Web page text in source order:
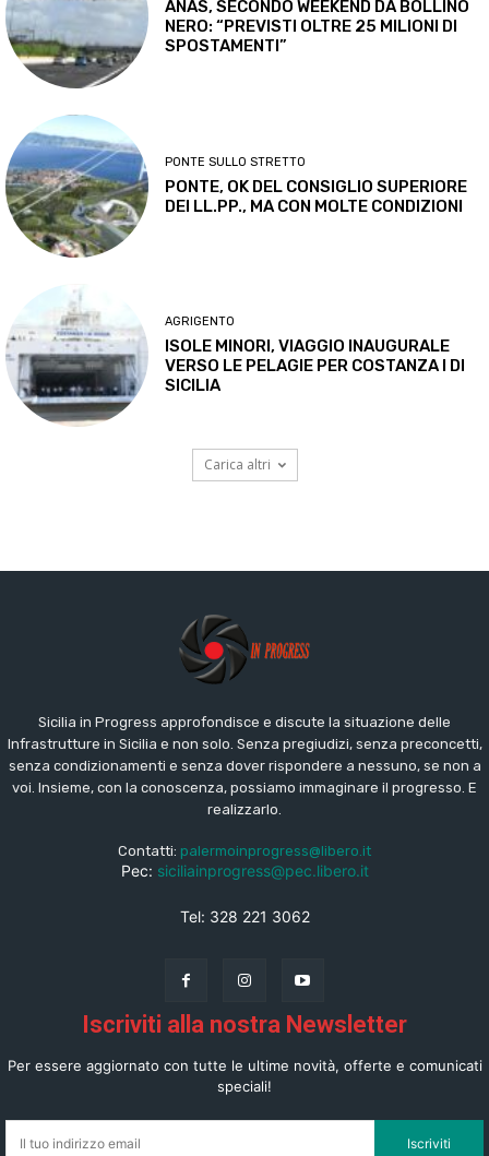
ANAS, SECONDO WEEKEND DA BOLLINO
NERO: “PREVISTI OLTRE 25 MILIONI DI
SPOSTAMENTI”
PONTE SULLO STRETTO
PONTE, OK DEL CONSIGLIO SUPERIORE
DEI LL.PP., MA CON MOLTE CONDIZIONI
AGRIGENTO
ISOLE MINORI, VIAGGIO INAUGURALE
VERSO LE PELAGIE PER COSTANZA I DI
SICILIA
Carica altri
Sicilia in Progress approfondisce e discute la situazione delle
Infrastrutture in Sicilia e non solo. Senza pregiudizi, senza preconcetti,
senza condizionamenti e senza dover rispondere a nessuno, se non a
voi. Insieme, con la conoscenza, possiamo immaginare il progresso. E
realizzarlo.
Contatti: palermoinprogress@libero.it
Pec: siciliainprogress@pec.libero.it
Tel: 328 221 3062
Iscriviti alla nostra Newsletter
Per essere aggiornato con tutte le ultime novità, offerte e comunicati
speciali!
Iscriviti